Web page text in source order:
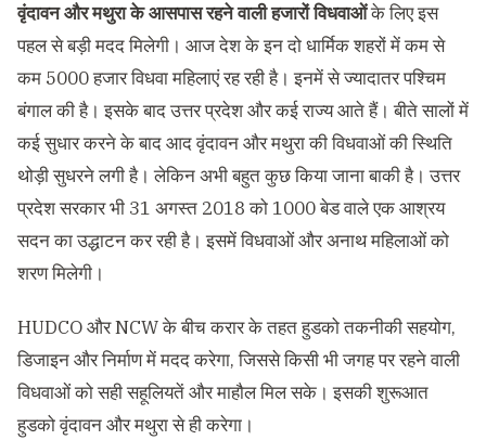
वृंदावन और मथुरा के आसपास रहने वाली हजारों विधवाओंके लिए इस
पहल से बड़ी मदद मिलेगी। आज देश के इन दो धार्मिक शहरों में कम से
कम 5000 हजार विधवा महिलाएं रह रही है। इनमें से ज्यादातर पश्चिम
बंगाल की है। इसके बाद उत्तर प्रदेश और कई राज्य आते हैं। बीते सालों में
कई सुधार करने के बाद आद वृंदावन और मथुरा की विधवाओं की स्थिति
थोड़ी सुधरने लगी है। लेकिन अभी बहुत कुछ किया जाना बाकी है। उत्तर
प्रदेश सरकार भी 31 अगस्त 2018 को 1000 बेड वाले एक आश्रय
सदन का उद्धाटन कर रही है। इसमें विधवाओं और अनाथ महिलाओं को
शरण मिलेगी।
HUDCO और NCW के बीच करार के तहत हुडको तकनीकी सहयोग,
डिजाइन और निर्माण में मदद करेगा, जिससे किसी भी जगह पर रहने वाली
विधवाओं को सही सहूलियतें और माहौल मिल सके। इसकी शुरूआत
हुडको वृंदावन और मथुरा से ही करेगा।